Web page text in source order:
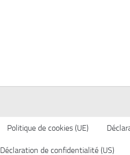
Politique de cookies (UE)
Déclaration de confidentialité (US)